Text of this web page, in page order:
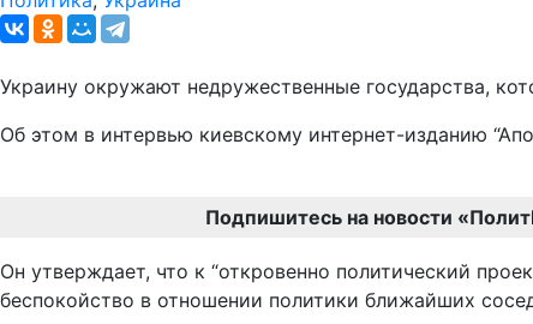
Украину окружают недружественные государства,
Об этом в интервью киевскому интернет-изданию
Подпишитесь на новости
Он утверждает, что к “откровенно политический
беспокойство в отношении политики ближайших